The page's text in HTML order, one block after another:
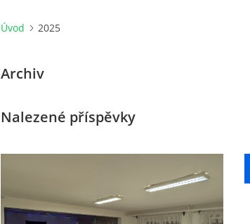
Úvod 2025
Archiv
Nalezené příspěvky